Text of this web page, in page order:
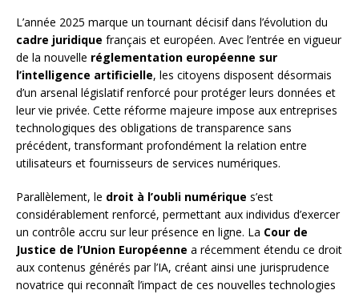
L’année 2025 marque un tournant décisif dans l’évolution du
cadre juridique français et européen. Avec l’entrée en vigueur
de la nouvelle réglementation européenne sur
l’intelligence artificielle, les citoyens disposent désormais
d’un arsenal législatif renforcé pour protéger leurs données et
leur vie privée. Cette réforme majeure impose aux entreprises
technologiques des obligations de transparence sans
précédent, transformant profondément la relation entre
utilisateurs et fournisseurs de services numériques.
Parallèlement, le droit à l’oubli numérique s’est
considérablement renforcé, permettant aux individus d’exercer
un contrôle accru sur leur présence en ligne. La Cour de
Justice de l’Union Européenne a récemment étendu ce droit
aux contenus générés par l’IA, créant ainsi une jurisprudence
novatrice qui reconnaît l’impact de ces nouvelles technologies